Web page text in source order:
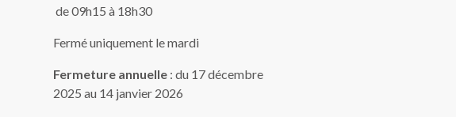
de 09h15 à 18h30
Fermé uniquement le mardi
Fermeture annuelle : du 17 décembre
2025 au 14 janvier 2026